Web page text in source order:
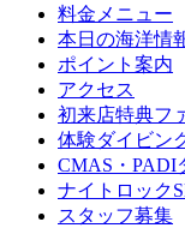
料金メニュー
本日の海洋情
ポイント案内
アクセス
初来店特典フ
体験ダイビン
CMAS・PADI
ナイトロック
スタッフ募集